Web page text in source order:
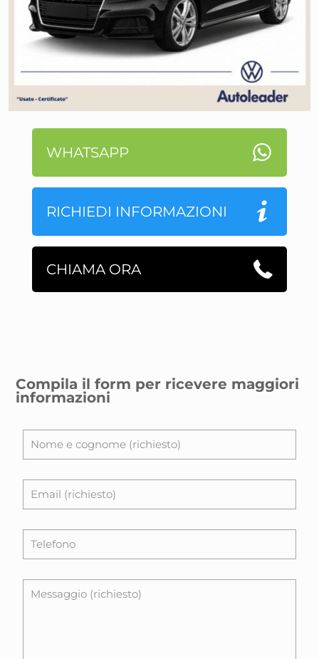
WHATSAPP
RICHIEDI INFORMAZIONI
CHIAMA ORA
Compila il form per ricevere maggiori
informazioni